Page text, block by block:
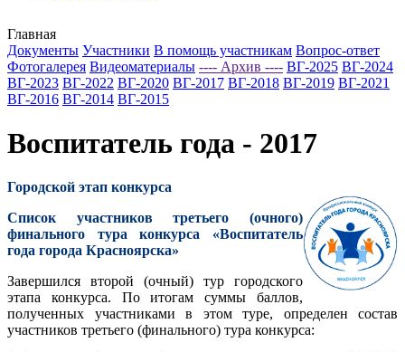
Главная
Документы Участники В помощь участникам Вопрос-ответ
Фотогалерея Видеоматериалы ---- Архив ---- ВГ-2025 ВГ-2024
ВГ-2023 ВГ-2022 ВГ-2020 ВГ-2017 ВГ-2018 ВГ-2019 ВГ-2021
ВГ-2016 ВГ-2014 ВГ-2015
Воспитатель года - 2017
Городской этап конкурса
Список участников третьего (очного)
финального тура конкурса «Воспитатель
года города Красноярска»
Завершился второй (очный) тур городского
этапа конкурса. По итогам суммы баллов,
полученных участниками в этом туре, определен состав
участников третьего (финального) тура конкурса: